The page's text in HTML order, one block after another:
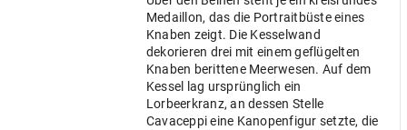
Medaillon, das die Portraitbüste eines
Knaben zeigt. Die Kesselwand
dekorieren drei mit einem geflügelten
Knaben berittene Meerwesen. Auf dem
Kessel lag ursprünglich ein
Lorbeerkranz, an dessen Stelle
Cavaceppi eine Kanopenfigur setzte, die